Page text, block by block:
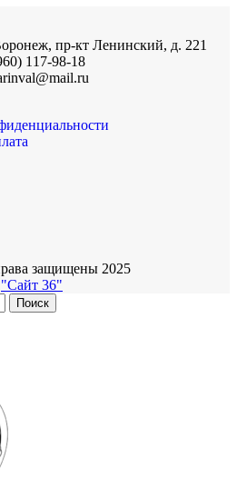
пр-кт Ленинский, д. 221
117-98-18
защищены 2025
"Сайт 36"
Поиск